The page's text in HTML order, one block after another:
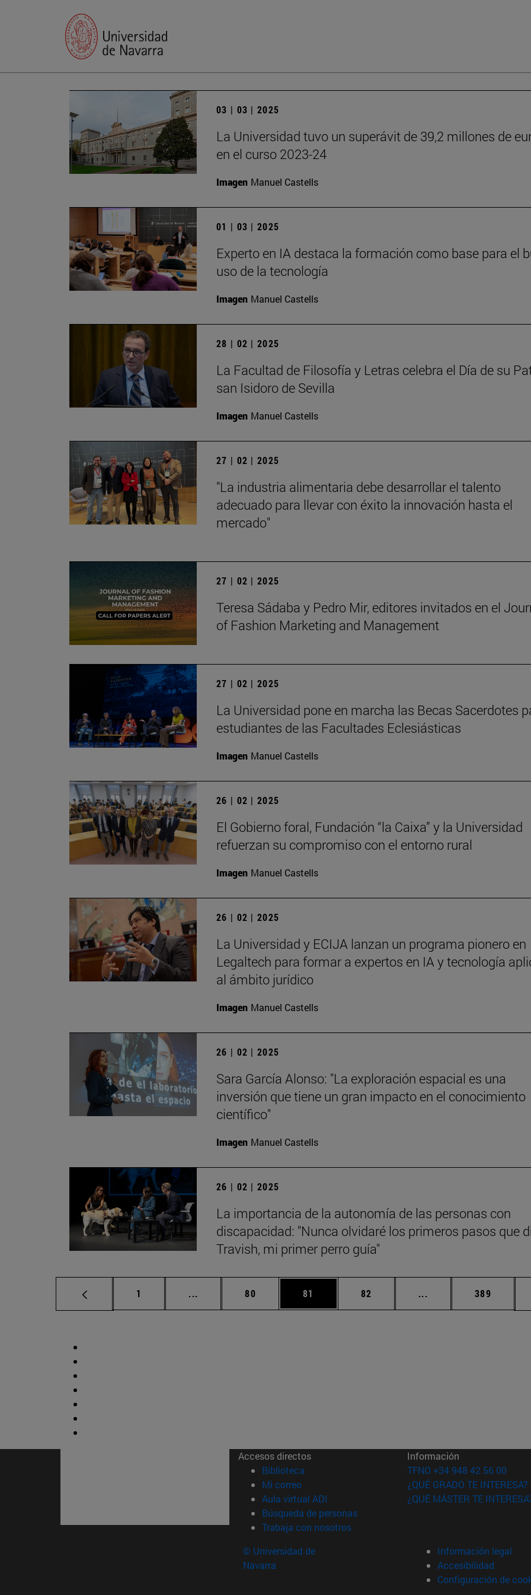
03 | 03 | 2025
La Universidad tuvo un superávit de 39,2 millones de
en el curso 2023-24
Imagen Manuel Castells
01 | 03 | 2025
Experto en IA destaca la formación como base para el
uso de la tecnología
Imagen Manuel Castells
28 | 02 | 2025
La Facultad de Filosofía y Letras celebra el Día de su
san Isidoro de Sevilla
Imagen Manuel Castells
27 | 02 | 2025
"La industria alimentaria debe desarrollar el talento
adecuado para llevar con éxito la innovación hasta el
mercado"
27 | 02 | 2025
Teresa Sádaba y Pedro Mir, editores invitados en el
of Fashion Marketing and Management
27 | 02 | 2025
La Universidad pone en marcha las Becas Sacerdotes
estudiantes de las Facultades Eclesiásticas
Imagen Manuel Castells
26 | 02 | 2025
El Gobierno foral, Fundación “la Caixa” y la Universidad
refuerzan su compromiso con el entorno rural
Imagen Manuel Castells
26 | 02 | 2025
La Universidad y ECIJA lanzan un programa pionero en
Legaltech para formar a expertos en IA y tecnología
al ámbito jurídico
Imagen Manuel Castells
26 | 02 | 2025
Sara García Alonso: "La exploración espacial es una
inversión que tiene un gran impacto en el conocimiento
científico"
Imagen Manuel Castells
26 | 02 | 2025
La importancia de la autonomía de las personas con
discapacidad: "Nunca olvidaré los primeros pasos que
Travish, mi primer perro guía"
Página
1 ... Páginas intermedias Use TAB para desplazarse.
Página
80 Página
81 Página
82 ... Páginas intermedias
Página
389
Accesos directos
Biblioteca (abre en nueva ventana)
Mi correo(abre en nueva ventana)
Aula virtual ADI (abre en nueva ventana)
Búsqueda de personas(abre en nueva ventana)
Trabaja con nosotros(abre en nueva ventana)
Información
TFNO +34 948 42 56 00
¿QUÉ GRADO TE INTERESA?
¿QUÉ MÁSTER TE
© Universidad de
Navarra
Información legal
Accesibilidad
Configuración de